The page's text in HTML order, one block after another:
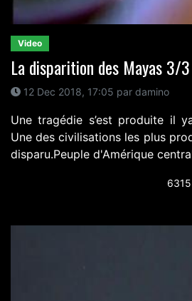
Video
La disparition des Mayas 3/3
12 Dec 2018, 17:05 par damino
Une tragédie s’est produite il
Une des civilisations les plus
disparu.Peuple d'Amérique